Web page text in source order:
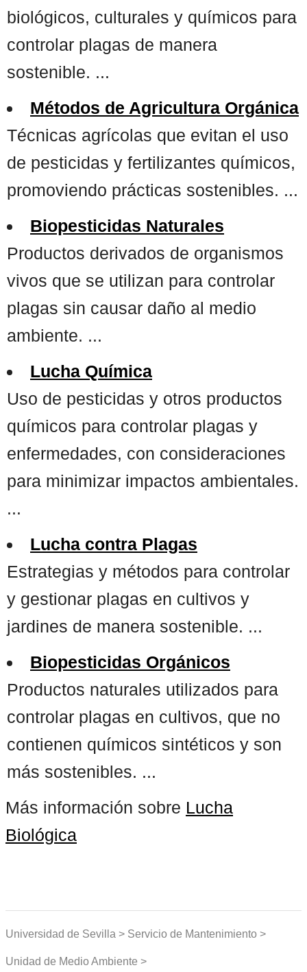
biológicos, culturales y químicos para
controlar plagas de manera
sostenible. ...
Métodos de Agricultura Orgánica
Técnicas agrícolas que evitan el uso
de pesticidas y fertilizantes químicos,
promoviendo prácticas sostenibles. ...
Biopesticidas Naturales
Productos derivados de organismos
vivos que se utilizan para controlar
plagas sin causar daño al medio
ambiente. ...
Lucha Química
Uso de pesticidas y otros productos
químicos para controlar plagas y
enfermedades, con consideraciones
para minimizar impactos ambientales.
...
Lucha contra Plagas
Estrategias y métodos para controlar
y gestionar plagas en cultivos y
jardines de manera sostenible. ...
Biopesticidas Orgánicos
Productos naturales utilizados para
controlar plagas en cultivos, que no
contienen químicos sintéticos y son
más sostenibles. ...
Más información sobre Lucha
Biológica
Universidad de Sevilla > Servicio de Mantenimiento >
Unidad de Medio Ambiente >